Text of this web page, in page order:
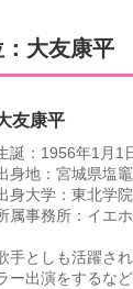
大友康平
友康平
誕：1956年1月1
身地：宮城県塩
身大学：東北学
属事務所：イエ
手としも活躍さ
ー出演をするな